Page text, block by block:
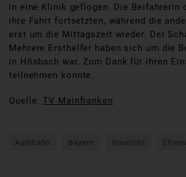
in eine Klinik geflogen. Die Beifahrerin
ihre Fahrt fortsetzten, während die
erst um die Mittagszeit wieder. Der
Mehrere Ersthelfer haben sich um die
in Hösbach war. Zum Dank für ihren
teilnehmen konnte.
Quelle:TV Mainfranken
Autobahn Bayern Blaulicht